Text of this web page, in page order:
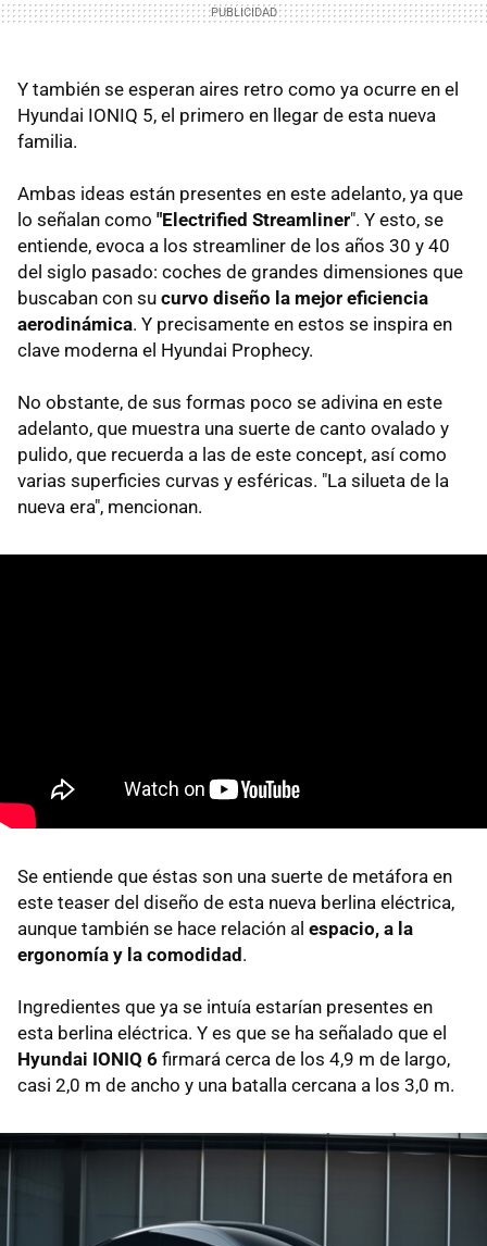
Y también se esperan aires retro como ya ocurre en el
Hyundai IONIQ 5, el primero en llegar de esta nueva
familia.
Ambas ideas están presentes en este adelanto, ya que
lo señalan como "Electrified Streamliner". Y esto, se
entiende, evoca a los streamliner de los años 30 y 40
del siglo pasado: coches de grandes dimensiones que
buscaban con su curvo diseño la mejor eficiencia
aerodinámica. Y precisamente en estos se inspira en
clave moderna el Hyundai Prophecy.
No obstante, de sus formas poco se adivina en este
adelanto, que muestra una suerte de canto ovalado y
pulido, que recuerda a las de este concept, así como
varias superficies curvas y esféricas. "La silueta de la
nueva era", mencionan.
Se entiende que éstas son una suerte de metáfora en
este teaser del diseño de esta nueva berlina eléctrica,
aunque también se hace relación al espacio, a la
ergonomía y la comodidad.
Ingredientes que ya se intuía estarían presentes en
esta berlina eléctrica. Y es que se ha señalado que el
Hyundai IONIQ 6 firmará cerca de los 4,9 m de largo,
casi 2,0 m de ancho y una batalla cercana a los 3,0 m.